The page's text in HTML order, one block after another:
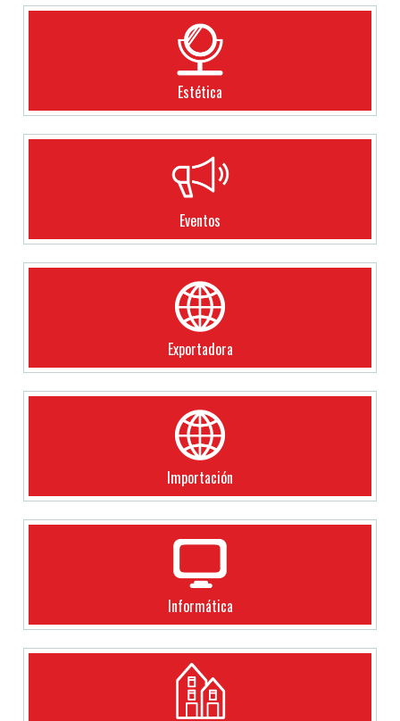
Estética
Eventos
Exportadora
Importación
Informática